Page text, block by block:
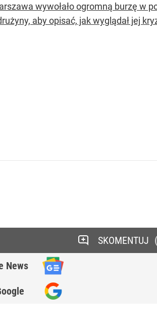
wywołało ogromną burzę w
aby opisać, jak wyglądał jej
News
SKOMENTUJ